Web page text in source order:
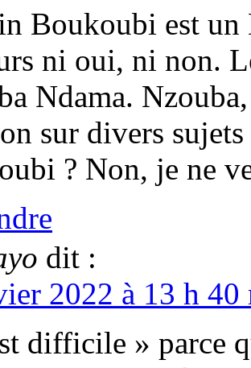
Boukoubi est un
ni oui, ni non.
Ndama.
sur divers
? Non, je ne
dit :
2022 à 13 h
difficile » parce